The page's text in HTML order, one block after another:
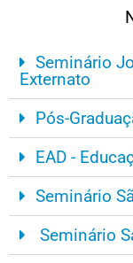
Seminário
Externato
Pós-
EAD -
Seminário
Seminário